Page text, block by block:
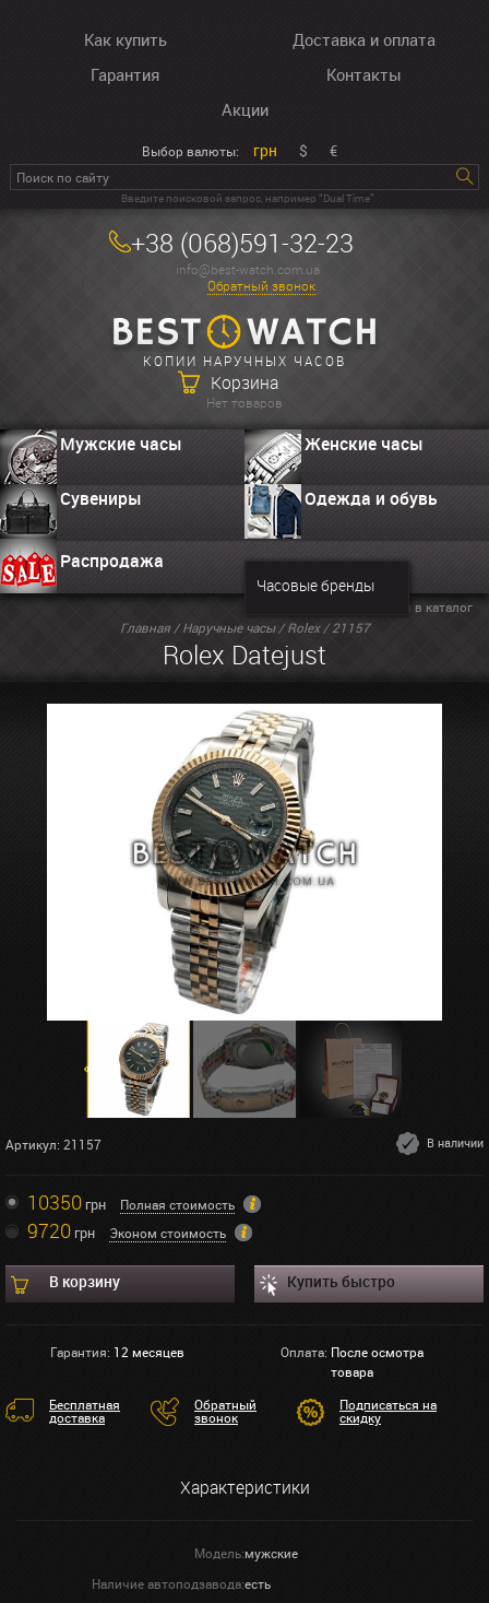
Как купить
Доставка и оплата
Гарантия
Контакты
Акции
Выбор валюты: грн $ €
Введите поисковой запрос, например “Dual Time”
+38 (068)591-32-23
info@best-watch.com.ua
Обратный звонок
КОПИИ НАРУЧНЫХ ЧАСОВ
Корзина
Нет товаров
Мужские часы Женские часы
Сувениры Одежда и обувь
Распродажа
Часовые бренды
Главная/Наручные часы/Rolex/ 21157
Rolex Datejust
Вернуться в каталог
Артикул: 21157 В наличии
10350грн Полная стоимость
9720грн Эконом стоимость
В корзину Купить быстро
Гарантия: 12 месяцев Оплата: После осмотра
товара
Бесплатная
доставка
Обратный
звонок
Подписаться на
скидку
Характеристики
Модель:мужские
Наличие автоподзавода:есть